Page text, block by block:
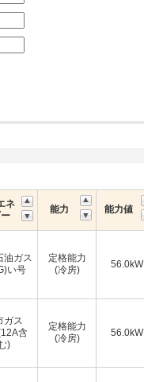
ネ
能力 能力値
油ガス
い号
定格能力
(冷房)
56.0kW
ガス
含
)
定格能力
(冷房)
56.0kW